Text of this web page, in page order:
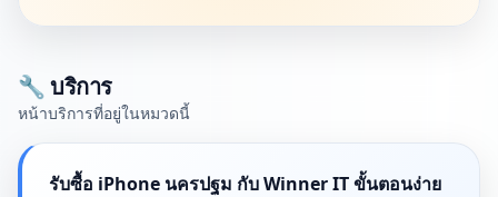
🔧 บริการ
หน้าบริการที่อยู่ในหมวดนี้
รับซื้อ iPhone นครปฐม กับ Winner IT ขั้นตอนง่าย